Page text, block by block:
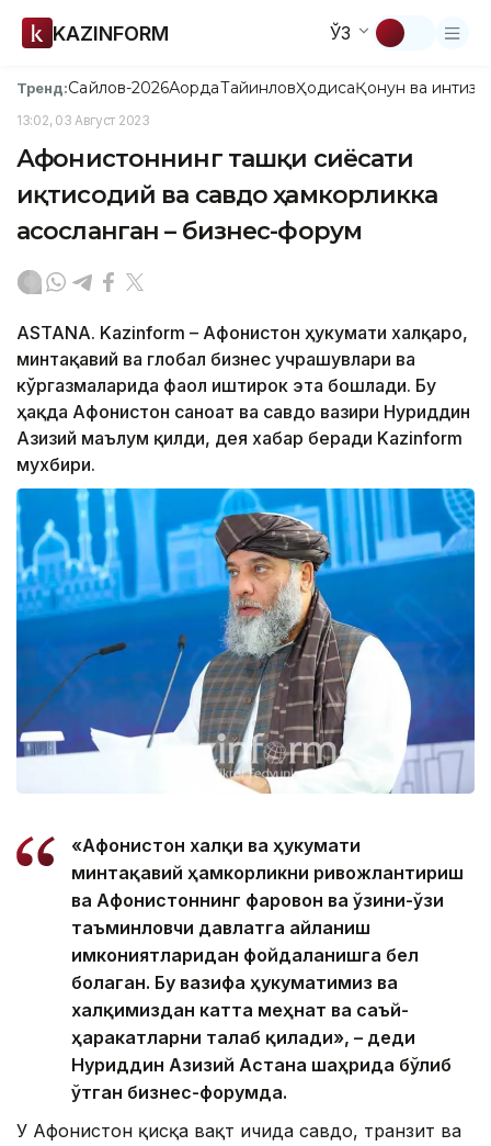
KAZINFORM ЎЗ
Тренд:Сайлов-2026АқордаТайинловҲодисаҚонун ва
13:02, 03 Август 2023
Афғонистоннинг ташқи сиёсати
иқтисодий ва савдо ҳамкорликка
асосланган – бизнес-форум
ASTANA. Kazinform – Афғонистон ҳукумати халқаро,
минтақавий ва глобал бизнес учрашувлари ва
кўргазмаларида фаол иштирок эта бошлади. Бу
ҳақда Афғонистон саноат ва савдо вазири Нуриддин
Азизий маълум қилди, дея хабар беради Kazinform
мухбири.
«Афғонистон халқи ва ҳукумати
минтақавий ҳамкорликни ривожлантириш
ва Афғонистоннинг фаровон ва ўзини-ўзи
таъминловчи давлатга айланиш
имкониятларидан фойдаланишга бел
боғлаган. Бу вазифа ҳукуматимиз ва
халқимиздан катта меҳнат ва саъй-
ҳаракатларни талаб қилади», – деди
Нуриддин Азизий Астана шаҳрида бўлиб
ўтган бизнес-форумда.
У Афғонистон қисқа вақт ичида савдо, транзит ва